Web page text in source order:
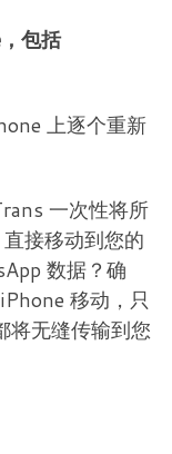
包括
上逐个重新
一次性将所
接移动到您的
数据？确
移动，只
将无缝传输到您